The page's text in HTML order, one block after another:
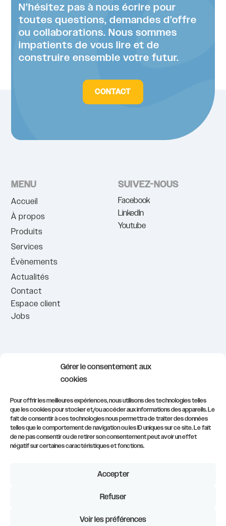
Gérer le consentement aux
cookies
Pour offrir les meilleures expériences, nous utilisons des technologies telles
que les cookies pour stocker et/ou accéder aux informations des appareils. Le
fait de consentir à ces technologies nous permettra de traiter des données
telles que le comportement de navigation ou les ID uniques sur ce site. Le fait
de ne pas consentir ou de retirer son consentement peut avoir un effet
négatif sur certaines caractéristiques et fonctions.
Accepter
Refuser
Voir les préférences
N’hésitez pas à nous écrire pour
toutes questions, demandes d’offre
ou collaborations. Nous sommes
impatients de vous lire et de
construire ensemble votre futur.
CONTACT
MENU
Accueil
À propos
Produits
Services
Évènements
Actualités
Contact
Espace client
Jobs
SUIVEZ-NOUS
Facebook
LinkedIn
Youtube
info@civadis.be
demonstrations@civadis.be
081/554.511
S’inscrire à notre newsletter
Politique de confidentialité